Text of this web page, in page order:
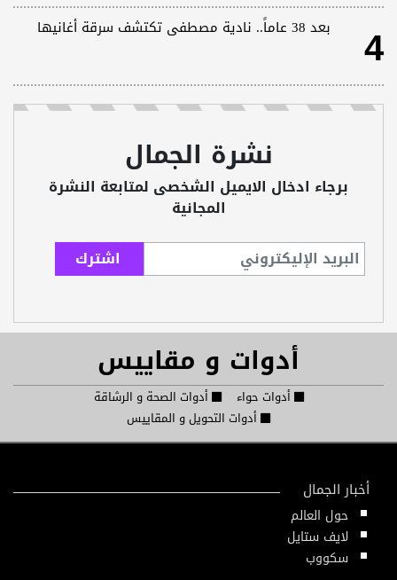
4 بعد 38 عاماً.. نادية مصطفى تكتشف سرقة أغانيها
نشرة الجمال
برجاء ادخال الايميل الشخصى لمتابعة النشرة
المجانية
أدوات و مقاييس
أدوات حواء
أدوات الصحة و الرشاقة
أدوات التحويل و المقاييس
أخبار الجمال
حول العالم
لايف ستايل
سكووب